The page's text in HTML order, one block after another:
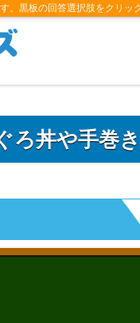
。黒板の回答選択肢をクリッ
ろ丼や手巻